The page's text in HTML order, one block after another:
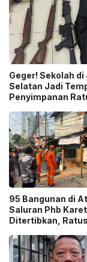
Geger! Sekolah
Selatan Jadi
Penyimpanan
Pemilik
95 Bangunan di
Saluran Phb
Ditertibkan,
Dikerahkan